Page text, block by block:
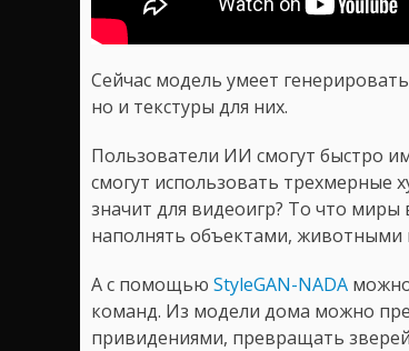
Сейчас модель умеет
но и текстуры для них.
Пользователи ИИ смогут быстро
смогут использовать трехмерные
значит для видеоигр? То что
наполнять объектами,
А с помощью StyleGAN-NADA
команд. Из модели дома можно
привидениями, превращать